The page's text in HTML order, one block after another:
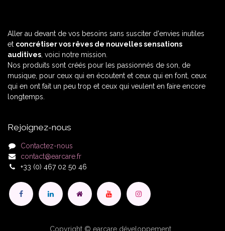
Aller au devant de vos besoins sans susciter d'envies inutiles
et concrétiser vos rêves de nouvelles sensations
auditives , voici notre mission.
Nos produits sont créés pour les passionnés de son, de
musique, pour ceux qui en écoutent et ceux qui en font, ceux
qui en ont fait un peu trop et ceux qui veulent en faire encore
longtemps.
Rejoignez-nous
Contactez-nous
contact@earcare.fr
+33 (0) 467 02 50 46
Copyright © earcare développement